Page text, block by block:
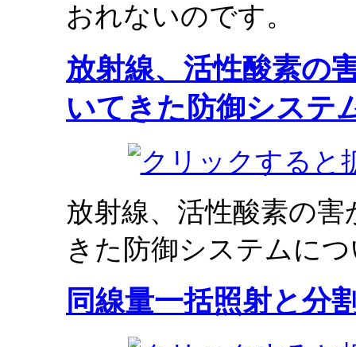
おれないのです。
放射線、活性酸素の
いてきた防御システ
放射線、活性酸素の
きた防御システムに
同線量一括照射と分